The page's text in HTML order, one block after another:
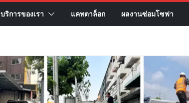
บริการของเรา แคทตาล็อก ผลงานซ่อมโซฟา